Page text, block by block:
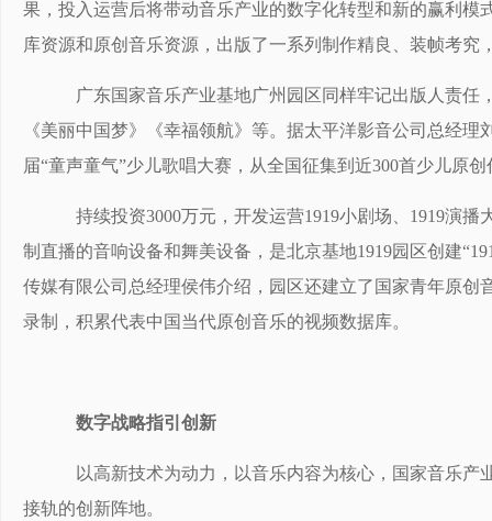
果，投入运营后将带动音乐产业的数字化转型和新的赢利模
库资源和原创音乐资源，出版了一系列制作精良、装帧考究
广东国家音乐产业基地广州园区同样牢记出版人责任
《美丽中国梦》《幸福领航》等。据太平洋影音公司总经
届“童声童气”少儿歌唱大赛，从全国征集到近300首少儿原创
持续投资3000万元，开发运营1919小剧场、1919演
制直播的音响设备和舞美设备，是北京基地1919园区创建
传媒有限公司总经理侯伟介绍，园区还建立了国家青年原创
录制，积累代表中国当代原创音乐的视频数据库。
数字战略指引创新
以高新技术为动力，以音乐内容为核心，国家音乐产
接轨的创新阵地。